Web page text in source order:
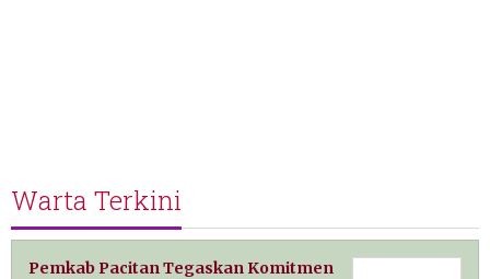
Warta Terkini
Pemkab Pacitan Tegaskan Komitmen